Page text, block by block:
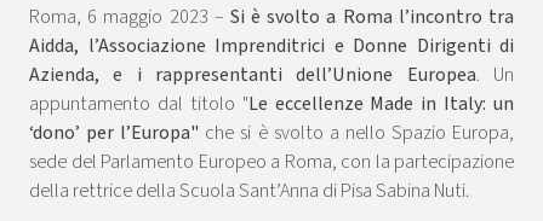
Roma, 6 maggio 2023 – Si è svolto a Roma l’incontro tra
Aidda, l’Associazione Imprenditrici e Donne Dirigenti di
Azienda, e i rappresentanti dell’Unione Europea. Un
appuntamento dal titolo "Le eccellenze Made in Italy: un
‘dono’ per l’Europa" che si è svolto a nello Spazio Europa,
sede del Parlamento Europeo a Roma, con la partecipazione
della rettrice della Scuola Sant’Anna di Pisa Sabina Nuti.